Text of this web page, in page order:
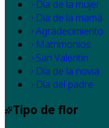
Día de la mujer
Dia de la mamá
Agradecimiento
Matrimonios
San Valentín
Día de la novia
Día del padre
Tipo de flor